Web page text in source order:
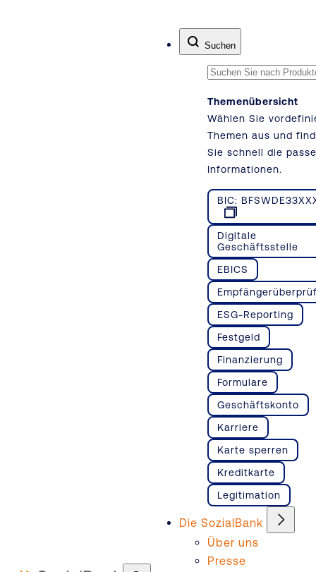
Suchen
Themenübersicht
Wählen Sie
Themen aus und
Sie schnell die
Informationen.
BIC:
Digitale
Geschäftsstelle
EBICS
ESG-Reporting
Festgeld
Finanzierung
Formulare
Geschäftskonto
Karriere
Karte sperren
Kreditkarte
Legitimation
Die SozialBank
Über uns
Presse